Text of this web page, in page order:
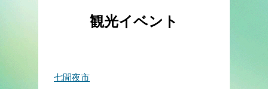
観光イベント
七間夜市